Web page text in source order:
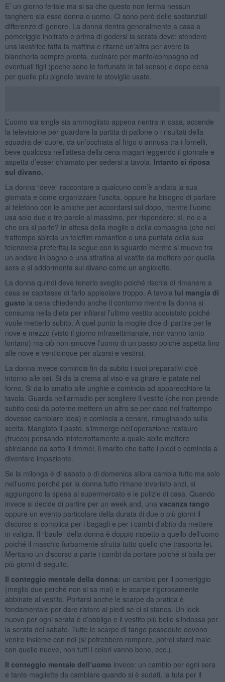
E’ un giorno feriale ma si sa che questo non ferma nessun
tanghero sia esso donna o uomo. Ci sono però delle sostanziali
differenze di genere. La donna rientra generalmente a casa a
pomeriggio inoltrato e prima di godersi la serata deve: stendere
una lavatrice fatta la mattina e rifarne un’altra per avere la
biancheria sempre pronta, cucinare per marito/compagno ed
eventuali figli (poche sono le fortunate in tal senso) e dopo cena
per quelle più pignole lavare le stoviglie usate.
L’uomo sia single sia ammogliato appena rientra in casa, accende
la televisione per guardare la partita di pallone o i risultati della
squadra del cuore, da un’occhiata al frigo o annusa tra i fornelli,
beve qualcosa nell’attesa della cena magari leggendo il giornale e
aspetta d’esser chiamato per sedersi a tavola. Intanto si riposa
sul divano.
La donna “deve” raccontare a qualcuno com’è andata la sua
giornata e come organizzare l’uscita, oppure ha bisogno di parlare
al telefono con le amiche per accordarsi sul dopo, mentre l’uomo
usa solo due o tre parole al massimo, per rispondere: sì, no o a
che ora si parte? In attesa della moglie o della compagna (che nel
frattempo sbircia un telefilm romantico o una puntata della sua
telenovela preferita) la segue con lo sguardo mentre si muove tra
un andare in bagno e una stiratina al vestito da mettere per quella
sera e si addormenta sul divano come un angioletto.
La donna quindi deve tenerlo sveglio poiché rischia di rimanere a
casa se capitasse di farlo appisolare troppo. A tavola lui mangia di
gusto la cena chiedendo anche il contorno mentre la donna si
consuma nella dieta per infilarsi l’ultimo vestito acquistato poiché
vuole metterlo subito. A quel punto la moglie dice di partire per le
nove e mezzo (visto il giorno infrasettimanale, non vanno tanto
lontano) ma ciò non smuove l’uomo di un passo poiché aspetta fino
alle nove e venticinque per alzarsi e vestirsi.
La donna invece comincia fin da subito i suoi preparativi cioè
intorno alle sei. Si da la crema al viso e va girare le patate nel
forno. Si da lo smalto alle unghie e comincia ad apparecchiare la
tavola. Guarda nell’armadio per scegliere il vestito (che non prende
subito così da poterne mettere un altro se per caso nel frattempo
dovesse cambiare idea) e comincia a cenare, rimuginando sulla
scelta. Mangiato il pasto, s’immerge nell’operazione restauro
(trucco) pensando ininterrottamente a quale abito mettere
sbirciando da sotto il rimmel, il marito che batte i piedi e comincia a
diventare impaziente.
Se la milonga è di sabato o di domenica allora cambia tutto ma solo
nell’uomo perché per la donna tutto rimane invariato anzi, si
aggiungono la spesa al supermercato e le pulizie di casa. Quando
invece si decide di partire per un week and, una vacanza tango
oppure un evento particolare della durata di due o più giorni il
discorso si complica per i bagagli e per i cambi d’abito da mettere
in valigia. Il “baule” della donna è doppio rispetto a quello dell’uomo
poiché il maschio furbamente sfrutta tutto quello che trasporta lei.
Meritano un discorso a parte i cambi da portare poiché si balla per
più giorni di seguito.
Il conteggio mentale della donna: un cambio per il pomeriggio
(meglio due perché non si sa mai) e le scarpe rigorosamente
abbinate al vestito. Portarsi anche le scarpe da pratica è
fondamentale per dare ristoro ai piedi se ci si stanca. Un look
nuovo per ogni serata è d’obbligo e il vestito più bello s’indossa per
la serata del sabato. Tutte le scarpe di tango possedute devono
venire insieme con noi (si potrebbero rompere, potrei starci male
con quelle nuove, non tutti i colori vanno bene, ecc.).
Il conteggio mentale dell’uomo invece: un cambio per ogni sera
e tante magliette da cambiare quando si è sudati, la tuta per il